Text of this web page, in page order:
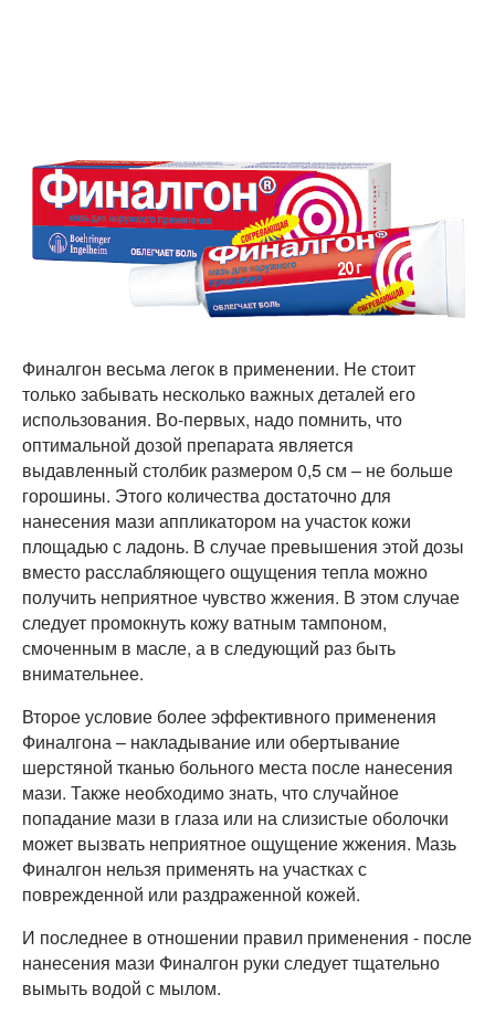
Финалгон весьма легок в применении. Не стоит
только забывать несколько важных деталей его
использования. Во-первых, надо помнить, что
оптимальной дозой препарата является
выдавленный столбик размером 0,5 см – не больше
горошины. Этого количества достаточно для
нанесения мази аппликатором на участок кожи
площадью с ладонь. В случае превышения этой дозы
вместо расслабляющего ощущения тепла можно
получить неприятное чувство жжения. В этом случае
следует промокнуть кожу ватным тампоном,
смоченным в масле, а в следующий раз быть
внимательнее.
Второе условие более эффективного применения
Финалгона – накладывание или обертывание
шерстяной тканью больного места после нанесения
мази. Также необходимо знать, что случайное
попадание мази в глаза или на слизистые оболочки
может вызвать неприятное ощущение жжения. Мазь
Финалгон нельзя применять на участках с
поврежденной или раздраженной кожей.
И последнее в отношении правил применения - после
нанесения мази Финалгон руки следует тщательно
вымыть водой с мылом.